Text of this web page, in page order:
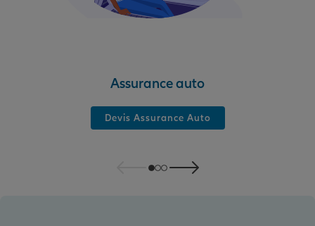
Assurance auto
Devis Assurance Auto